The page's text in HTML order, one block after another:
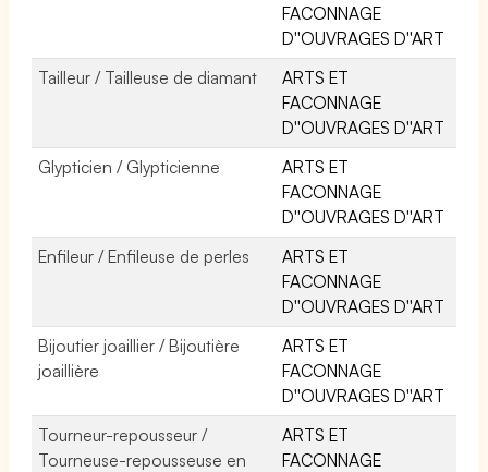
FACONNAGE
D''OUVRAGES D''ART
Tailleur / Tailleuse de diamant
ARTS ET
FACONNAGE
D''OUVRAGES D''ART
Glypticien / Glypticienne
ARTS ET
FACONNAGE
D''OUVRAGES D''ART
Enfileur / Enfileuse de perles
ARTS ET
FACONNAGE
D''OUVRAGES D''ART
Bijoutier joaillier / Bijoutière
joaillière
ARTS ET
FACONNAGE
D''OUVRAGES D''ART
Tourneur-repousseur /
Tourneuse-repousseuse en
ARTS ET
FACONNAGE